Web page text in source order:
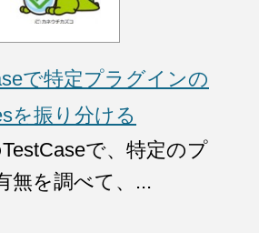
で特定プラグインの
を振り分ける
で、特定のプ
無を調べて、...